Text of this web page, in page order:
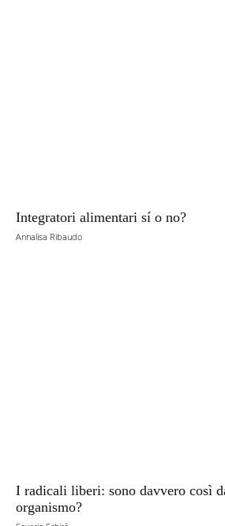
Integratori alimentari sí o no?
Annalisa Ribaudo
I radicali liberi: sono davvero così
organismo?